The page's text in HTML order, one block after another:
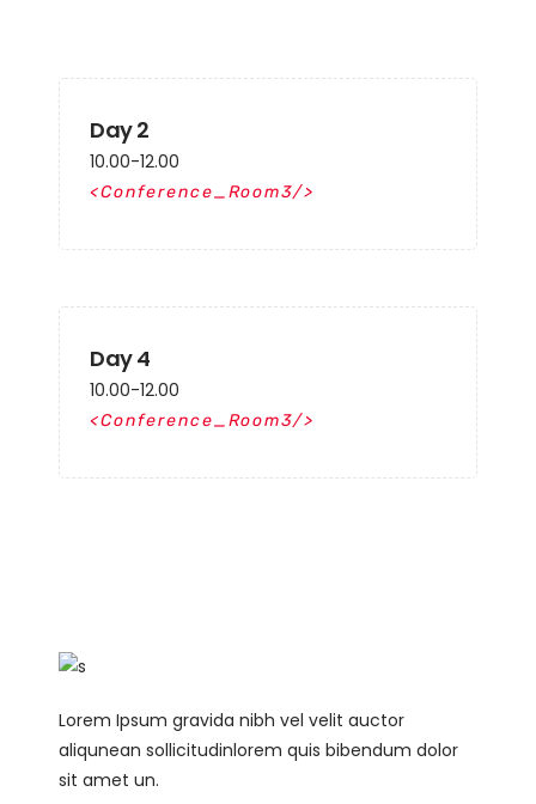
Day 2
10.00-12.00
Conference_Room3
Day 4
10.00-12.00
Conference_Room3
Lorem Ipsum gravida nibh vel velit auctor
aliqunean sollicitudinlorem quis bibendum dolor
sit amet un.